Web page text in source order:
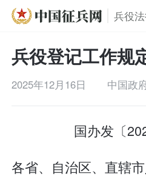
兵役
兵役登记工作规
2025年12月16日 中国政
国办发〔
各省、自治区、直辖